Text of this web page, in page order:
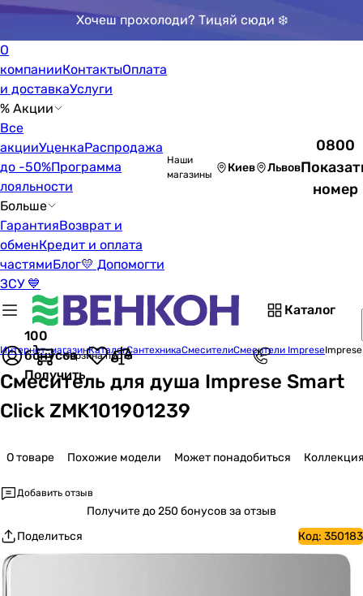
Хочеш прохолоди? Тицяй сюди ❄️
О
компанииКонтактыОплата
и доставкаУслуги
% Акции
Все
акцииУценкаРаспродажа
до -50%Программа
лояльности
Больше
ГарантияВозврат и
обменКредит и оплата
частямиБлог💛 Допомогти
ЗСУ 💙
Наши
магазины
Киев Львов
0800
номер
Каталог
100
бонусов
Получить
Корзина пуста
Интернет-магазинКаталогСантехникаСмесителиСмесители Imprese
Смеситель для душа Imprese Smart
Click ZMK101901239
О товаре Похожие модели Может понадобиться
Добавить отзыв
Получитедо 250 бонусов за отзыв
Поделиться
Код: 350183